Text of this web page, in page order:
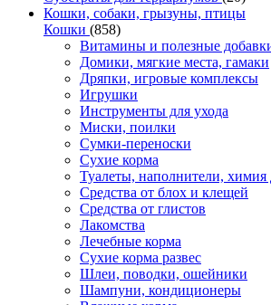
Кошки, собаки, грызуны, птицы
Кошки (858)
Витамины и полезные
Домики, мягкие места, гамаки
Дряпки, игровые комплексы
Игрушки
Инструменты для ухода
Миски, поилки
Сумки-переноски
Сухие корма
Туалеты, наполнители, химия
Средства от блох и клещей
Средства от глистов
Лакомства
Лечебные корма
Сухие корма развес
Шлеи, поводки, ошейники
Шампуни, кондиционеры